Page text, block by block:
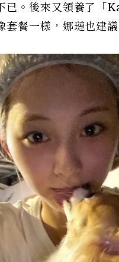
已。後來又領養了「
套餐一樣，娜璉也建